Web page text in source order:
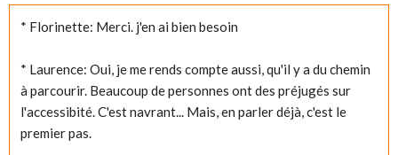
* Florinette: Merci. j'en ai bien besoin
* Laurence: Oui, je me rends compte aussi, qu'il y a du chemin
à parcourir. Beaucoup de personnes ont des préjugés sur
l'accessibité. C'est navrant... Mais, en parler déjà, c'est le
premier pas.